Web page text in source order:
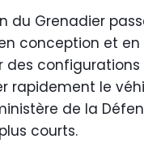
du Grenadier
conception et
configurations
rapidement le
de la
courts.